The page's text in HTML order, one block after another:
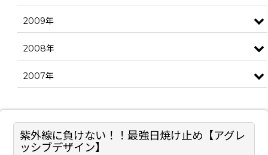
紫外線に負けない！！最強日焼け止め【アグレ
ッシブデザイン】
2009年
2008年
2007年